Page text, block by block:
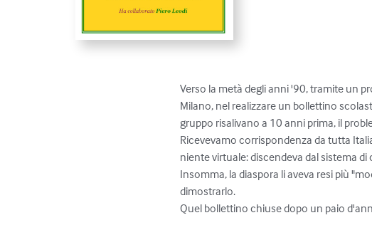
Verso la metà degli anni '90, tramite un
Milano, nel realizzare un bollettino
gruppo risalivano a 10 anni prima, il
Ricevevamo corrispondenza da tutta
niente virtuale: discendeva dal sistema
Insomma, la diaspora li aveva resi più
dimostrarlo.
Quel bollettino chiuse dopo un paio